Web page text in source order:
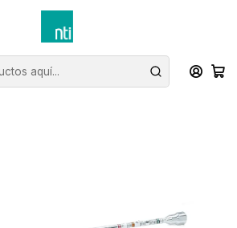
Extensión boquilla Graco Gun (30 cm)